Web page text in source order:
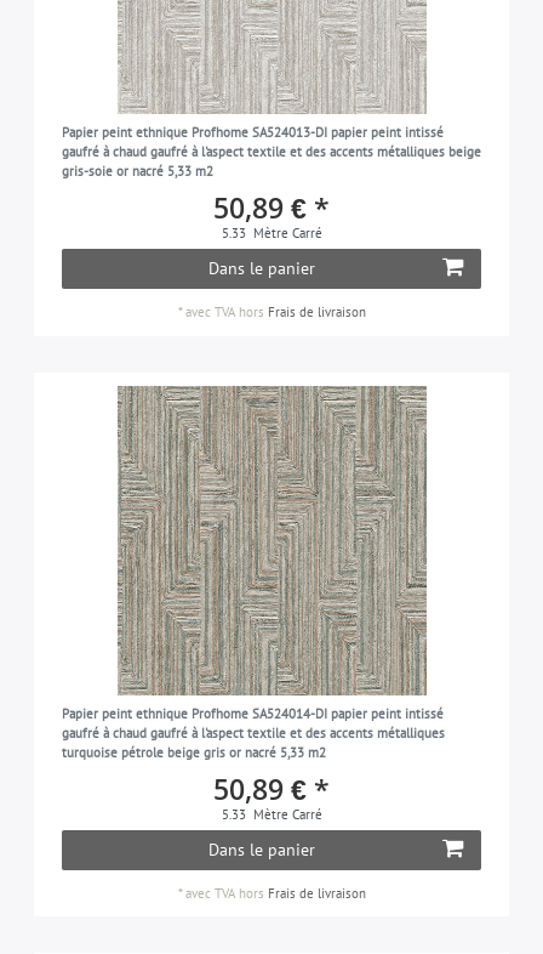
Papier peint ethnique Profhome SA524013-DI papier peint intissé
gaufré à chaud gaufré à l'aspect textile et des accents métalliques beige
gris-soie or nacré 5,33 m2
50,89 € *
5.33 Mètre Carré
Dans le panier
*avec TVAhors Frais de livraison
Papier peint ethnique Profhome SA524014-DI papier peint intissé
gaufré à chaud gaufré à l'aspect textile et des accents métalliques
turquoise pétrole beige gris or nacré 5,33 m2
50,89 € *
5.33 Mètre Carré
Dans le panier
*avec TVAhors Frais de livraison